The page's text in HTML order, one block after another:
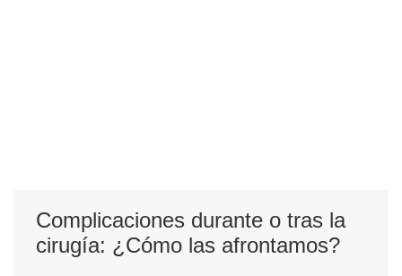
Complicaciones durante o tras la
cirugía: ¿Cómo las afrontamos?